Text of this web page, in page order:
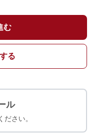
む
る
ル
ださい。